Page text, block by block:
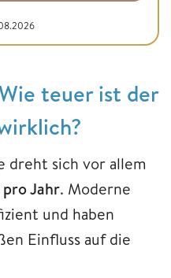
teuer ist der
dreht sich vor allem
Jahr. Moderne
und haben
Einfluss auf die